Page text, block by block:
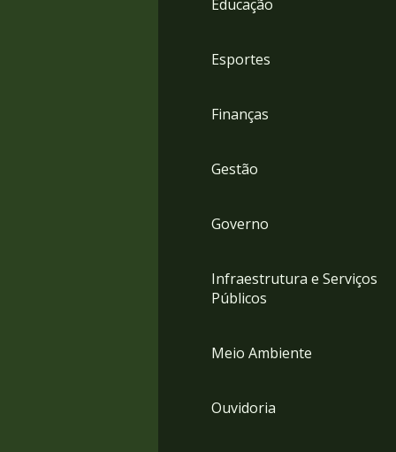
Educação
Esportes
Finanças
Gestão
Governo
Infraestrutura e Serviços
Públicos
Meio Ambiente
Ouvidoria